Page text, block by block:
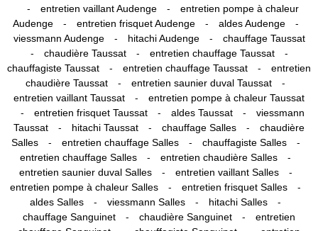
- entretien vaillant Audenge -
entretien pompe à chaleur
Audenge
- entretien frisquet Audenge - aldes Audenge -
viessmann Audenge - hitachi Audenge - chauffage Taussat
- chaudière Taussat - entretien chauffage Taussat -
chauffagiste Taussat - entretien chauffage Taussat -
entretien
chaudière Taussat
- entretien saunier duval Taussat -
entretien vaillant Taussat - entretien pompe à chaleur Taussat
- entretien frisquet Taussat - aldes Taussat -
viessmann
Taussat
- hitachi Taussat - chauffage Salles -
chaudière
Salles
- entretien chauffage Salles - chauffagiste Salles -
entretien chauffage Salles - entretien chaudière Salles -
entretien saunier duval Salles - entretien vaillant Salles -
entretien pompe à chaleur Salles - entretien frisquet Salles -
aldes Salles - viessmann Salles - hitachi Salles -
chauffage Sanguinet - chaudière Sanguinet -
entretien